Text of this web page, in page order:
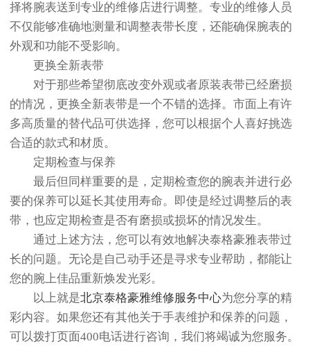
择将腕表送到专业的维修店进行调整。专业的维修人员
不仅能够准确地测量和调整表带长度，还能确保腕表的
外观和功能不受影响。
更换全新表带
对于那些希望彻底改变外观或者原装表带已经磨损
的情况，更换全新表带是一个不错的选择。市面上有许
多高质量的替代品可供选择，您可以根据个人喜好挑选
合适的款式和材质。
定期检查与保养
最后但同样重要的是，定期检查您的腕表并进行必
要的保养可以延长其使用寿命。即使是经过调整后的表
带，也应定期检查是否有磨损或损坏的情况发生。
通过上述方法，您可以有效地解决泰格豪雅表带过
长的问题。无论是自己动手还是寻求专业帮助，都能让
您的腕上佳品重新焕发光彩。
以上就是北京泰格豪雅维修服务中心为您分享的精
彩内容。如果您还有其他关于手表维护和保养的问题，
可以拨打页面400电话进行咨询，我们将竭诚为您服务。